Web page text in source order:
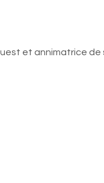
et annimatrice de